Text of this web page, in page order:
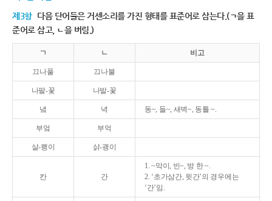
제3항 다음 단어들은 거센소리를 가진 형태를 표준어로 삼는다.(ㄱ을 표
준어로 삼고, ㄴ을 버림.)
ㄱ ㄴ 비고
끄나풀 끄나불
나팔-꽃 나발-꽃
녘 녁 동~, 들~, 새벽~, 동틀 ~.
부엌 부억
살-쾡이 삵-괭이
칸 간
1. ~막이, 빈~, 방 한 ~.
2. ‘초가삼간, 윗간’의 경우에는
‘간’임.